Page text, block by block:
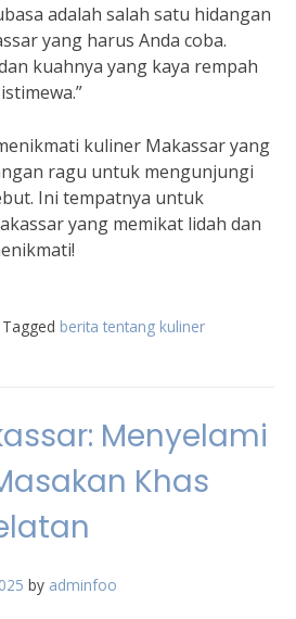
adalah salah satu hidangan
yang harus Anda coba.
kuahnya yang kaya rempah
kuliner Makassar yang
ragu untuk mengunjungi
Ini tempatnya untuk
yang memikat lidah dan
Tagged berita tentang kuliner
Menyelami
Khas
by adminfoo